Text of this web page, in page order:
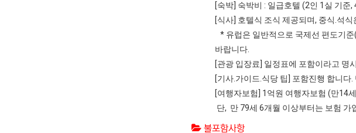
[숙박] 숙박비 : 일급호텔 (2인 1실 기준,
[식사] 호텔식 조식 제공되며, 중식.석
* 유럽은 일반적으로 국제선 편도기
바랍니다.
[관광 입장료] 일정표에 포함이라고 명
[기사.가이드.식당 팁] 포함진행 합니
[여행자보험] 1억원 여행자보험 (만14
단, 만 79세 6개월 이상부터는 보험
불포함사항